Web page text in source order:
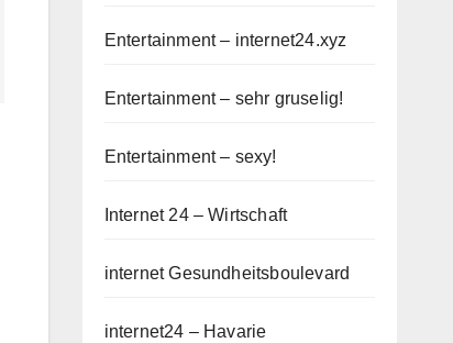
Entertainment – internet24.xyz
Entertainment – sehr gruselig!
Entertainment – sexy!
Internet 24 – Wirtschaft
internet Gesundheitsboulevard
internet24 – Havarie